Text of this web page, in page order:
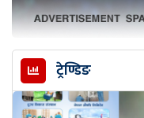
ट्रेण्डिङ